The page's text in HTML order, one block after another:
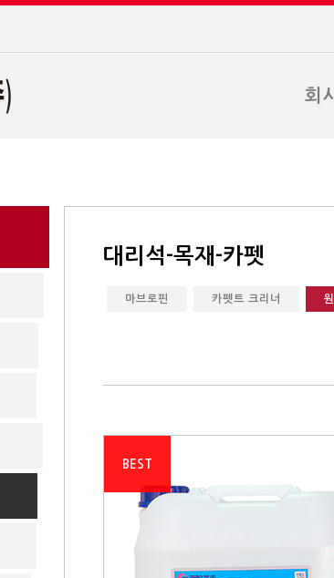
회
대리석-목재-카펫
마브로핀 카펫트 크리너
BEST